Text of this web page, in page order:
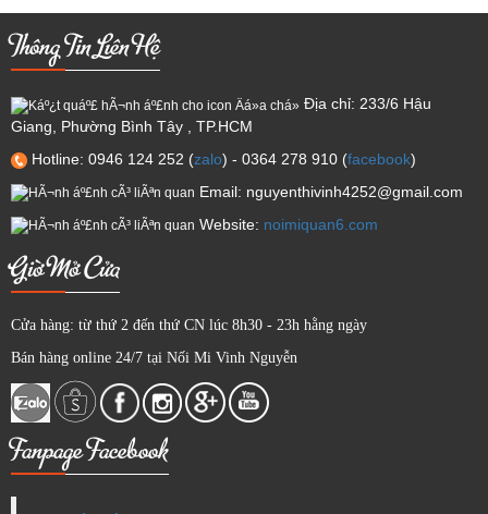
Thông Tin Liên Hệ
Địa chỉ: 233/6 Hậu
Giang, Phường Bình Tây , TP.HCM
Hotline: 0946 124 252 (zalo) - 0364 278 910 (facebook)
Email: nguyenthivinh4252@gmail.com
Website: noimiquan6.com
Giờ Mở Cửa
Cửa hàng: từ thứ 2 đến thứ CN lúc 8h30 - 23h hằng ngày
Bán hàng online 24/7 tại Nối Mi Vinh Nguyễn
Fanpage Facebook